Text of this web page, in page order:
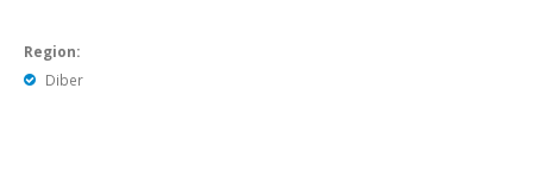
Region:
Diber